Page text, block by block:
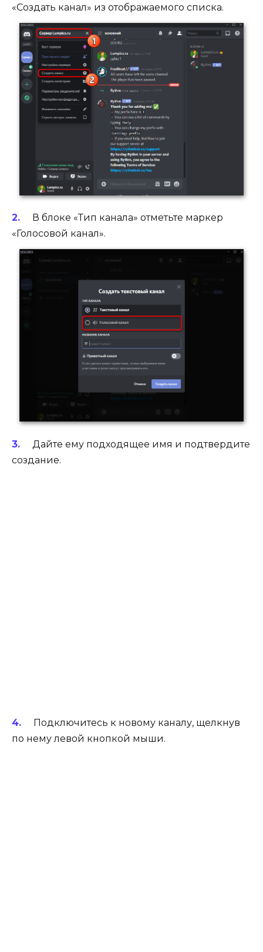
«Создать канал» из отображаемого списка.
В блоке «Тип канала» отметьте маркер
«Голосовой канал».
Дайте ему подходящее имя и подтвердите
создание.
Подключитесь к новому каналу, щелкнув
по нему левой кнопкой мыши.